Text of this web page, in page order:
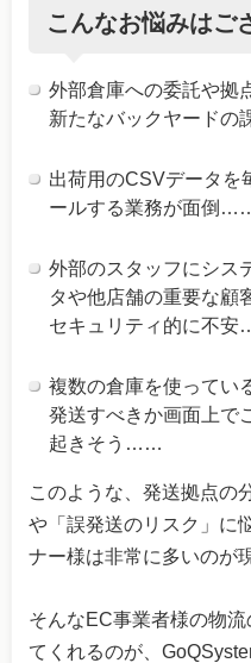
こんなお悩みはご
外部倉庫への委託や拠
新たなバックヤードの
出荷用のCSVデータを
ールする業務が面倒……
外部のスタッフにシス
タや他店舗の重要な顧
セキュリティ的に不安
複数の倉庫を使ってい
発送すべきか画面上で
起きそう……
このような、発送拠点の
や「誤発送のリスク」に
ナー様は非常に多いのが
そんなEC事業者様の物流
てくれるのが、